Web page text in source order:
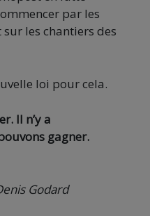
par les
les chantiers des
loi pour cela.
Il n’y a
gagner.
Godard